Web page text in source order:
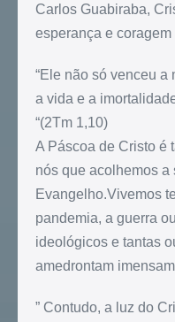
Carlos Guabiraba,
esperança e
“Ele não só venceu a
a vida e a
“(2Tm 1,10)
A Páscoa de Cristo é
nós que acolhemos a
Evangelho.Vivemos
pandemia, a guerra
ideológicos e tantas
amedrontam
” Contudo, a luz do